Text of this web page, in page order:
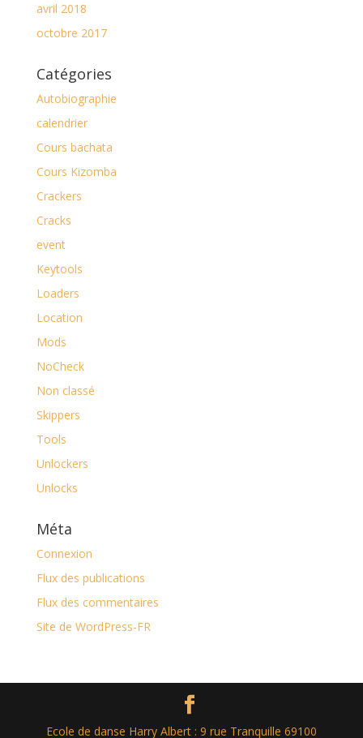
avril 2018
octobre 2017
Catégories
Autobiographie
calendrier
Cours bachata
Cours Kizomba
Crackers
Cracks
event
Keytools
Loaders
Location
Mods
NoCheck
Non classé
Skippers
Tools
Unlockers
Unlocks
Méta
Connexion
Flux des publications
Flux des commentaires
Site de WordPress-FR
Ecole de danse Harry Albert : 9 rue Tranquille 69100